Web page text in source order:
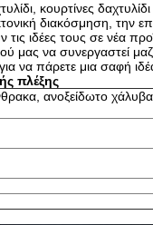
κουρτίνες
διακόσμηση, την
ιδέες τους σε νέα
να συνεργαστεί
να πάρετε μια σαφή
πλέξης
ανοξείδωτο